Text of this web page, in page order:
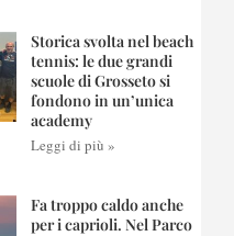
Storica svolta nel beach
tennis: le due grandi
scuole di Grosseto si
fondono in un’unica
academy
Leggi di più »
Fa troppo caldo anche
per i caprioli. Nel Parco